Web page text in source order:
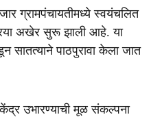
ग्रामपंचायतीमध्ये स्वयंचलित
अखेर सुरू झाली आहे. या
सातत्याने पाठपुरावा केला जात
उभारण्याची मूळ संकल्पना